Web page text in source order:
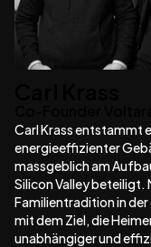
Carl Krass entstammt
energieeffizienter
massgeblich am
Silicon Valley beteiligt.
Familientradition in
mit dem Ziel, die
unabhängiger und